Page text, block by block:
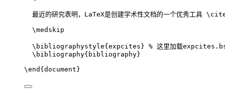
最近的研究表明，LaTeX是创建学术性文档的一个优秀工具
\medskip
\bibliographystyle{expcites} % 这里加载
\bibliography{bibliography}
\end { document }